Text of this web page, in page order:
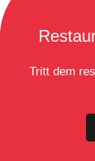
Tritt dem